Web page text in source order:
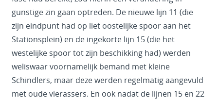
gunstige zin gaan optreden. De nieuwe lijn 11 (die
zijn eindpunt had op liet oostelijke spoor aan het
Stationsplein) en de ingekorte lijn 15 (die het
westelijke spoor tot zijn beschikking had) werden
weliswaar voornamelijk bemand met kleine
Schindlers, maar deze werden regelmatig aangevuld
met oude vierassers. En ook nadat de lijnen 15 en 22